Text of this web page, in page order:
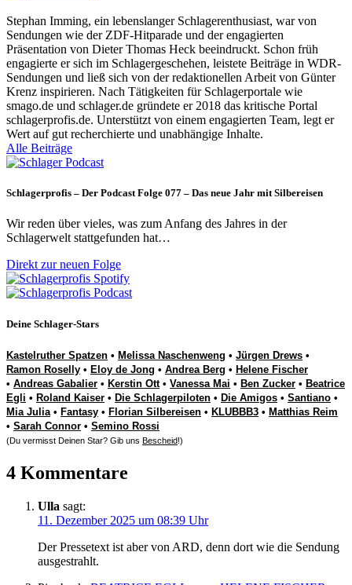
Stephan Imming, ein lebenslanger Schlagerenthusiast, war von
Sendungen wie der ZDF-Hitparade und der engagierten
Präsentation von Dieter Thomas Heck beeindruckt. Schon früh
engagierte er sich im Schlagergeschehen, leistete Beiträge in WDR-
Sendungen und ließ sich von der redaktionellen Arbeit von Günter
Krenz inspirieren. Nach Tätigkeiten für Schlagerportale wie
smago.de und schlager.de gründete er 2018 das kritische Portal
schlagerprofis.de. Unterstützt von einem engagierten Team, legt er
Wert auf gut recherchierte und unabhängige Inhalte.
Alle Beiträge
Schlagerprofis – Der Podcast Folge 077 – Das neue Jahr mit Silbereisen
Wir reden über vieles, was zum Anfang des Jahres in der
Schlagerwelt stattgefunden hat…
Direkt zur neuen Folge
Deine Schlager-Stars
Kastelruther Spatzen • Melissa Naschenweng • Jürgen Drews •
Ramon Roselly • Eloy de Jong • Andrea Berg • Helene Fischer
• Andreas Gabalier • Kerstin Ott• Vanessa Mai • Ben Zucker • Beatrice
Egli • Roland Kaiser • Die Schlagerpiloten • Die Amigos • Santiano •
Mia Julia • Fantasy • Florian Silbereisen • KLUBBB3 • Matthias Reim
• Sarah Connor • Semino Rossi
(Du vermisst Deinen Star? Gib uns Bescheid!)
4 Kommentare
Ulla sagt:
11. Dezember 2025 um 08:39 Uhr
Der Pressetext ist aber von ARD, denn dort wie die Sendung
ausgestrahlt.